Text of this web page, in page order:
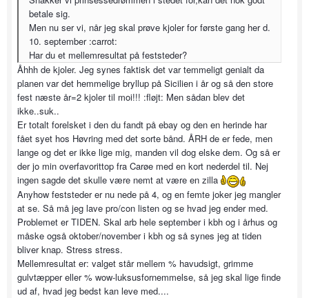
betale sig.
Men nu ser vi, når jeg skal prøve kjoler for første gang her d.
10. september :carrot:
Har du et mellemresultat på feststeder?
Åhhh de kjoler. Jeg synes faktisk det var temmeligt genialt da
planen var det hemmelige bryllup på Sicilien i år og så den store
fest næste år=2 kjoler til moi!!! :fløjt: Men sådan blev det
ikke..suk..
Er totalt forelsket i den du fandt på ebay og den en herinde har
fået syet hos Høvring med det sorte bånd. ÅRH de er fede, men
lange og det er ikke lige mig, manden vil dog elske dem. Og så er
der jo min overfavorittop fra Carøe med en kort nederdel til. Nej
ingen sagde det skulle være nemt at være en zilla
Anyhow feststeder er nu nede på 4, og en femte joker jeg mangler
at se. Så må jeg lave pro/con listen og se hvad jeg ender med.
Problemet er TIDEN. Skal arb hele september i kbh og i århus og
måske også oktober/november i kbh og så synes jeg at tiden
bliver knap. Stress stress.
Mellemresultat er: valget står mellem % havudsigt, grimme
gulvtæpper eller % wow-luksusfornemmelse, så jeg skal lige finde
ud af, hvad jeg bedst kan leve med....